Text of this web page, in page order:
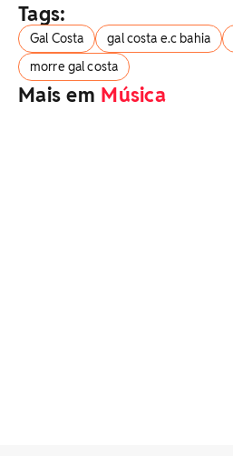
Tags:
Gal Costa gal costa e.c bahia
morre gal costa
Mais em Música